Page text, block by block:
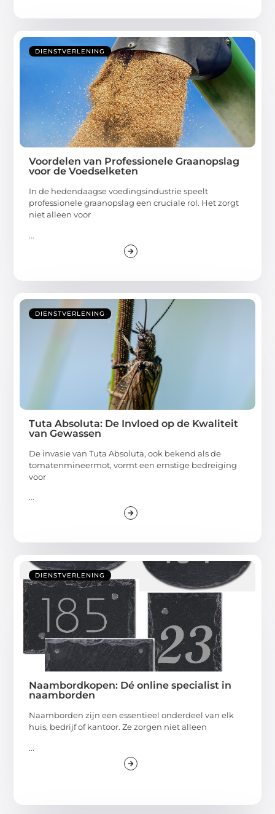
DIENSTVERLENING
Voordelen van Professionele Graanopslag
voor de Voedselketen
In de hedendaagse voedingsindustrie speelt
professionele graanopslag een cruciale rol. Het zorgt
niet alleen voor
...
DIENSTVERLENING
Tuta Absoluta: De Invloed op de Kwaliteit
van Gewassen
De invasie van Tuta Absoluta, ook bekend als de
tomatenmineermot, vormt een ernstige bedreiging
voor
...
DIENSTVERLENING
Naambordkopen: Dé online specialist in
naamborden
Naamborden zijn een essentieel onderdeel van elk
huis, bedrijf of kantoor. Ze zorgen niet alleen
...